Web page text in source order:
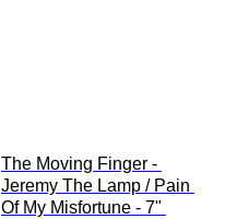
The Moving Finger -
Jeremy The Lamp / Pain
Of My Misfortune - 7"